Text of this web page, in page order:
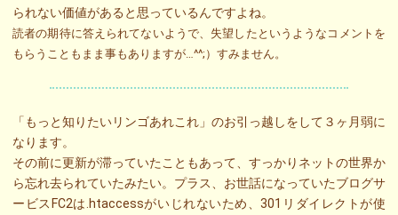
られない価値があると思っているんですよね。
読者の期待に答えられてないようで、失望したというようなコメントを
もらうこともまま事もありますが…^^;）すみません。
「もっと知りたいリンゴあれこれ」のお引っ越しをして３ヶ月弱に
なります。
その前に更新が滞っていたこともあって、すっかりネットの世界か
ら忘れ去られていたみたい。プラス、お世話になっていたブログサ
ービスFC2は.htaccessがいじれないため、301リダイレクトが使